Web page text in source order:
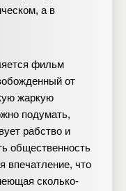
а в
фильм
от
жаркую
подумать,
рабство и
общественность
впечатление, что
сколько-